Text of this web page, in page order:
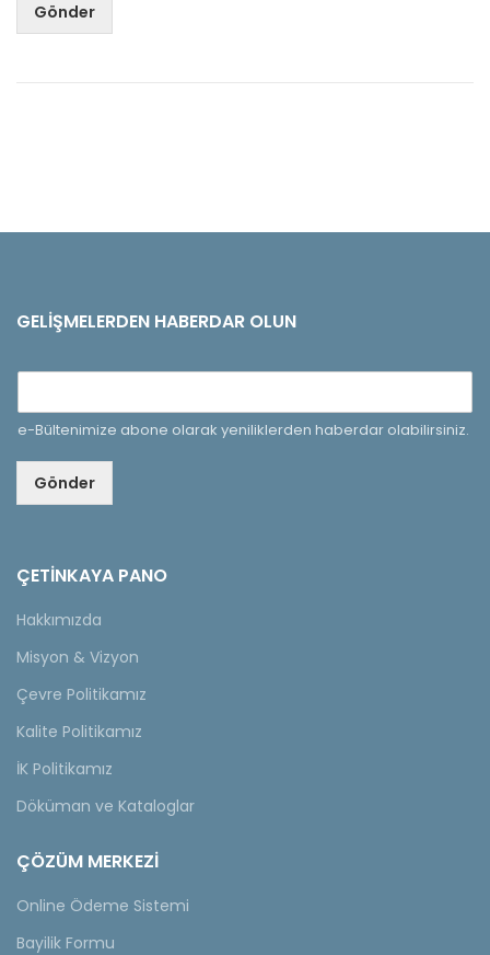
Gönder
GELIŞMELERDEN HABERDAR OLUN
e-Bültenimize abone olarak yeniliklerden haberdar olabilirsiniz.
Gönder
ÇETINKAYA PANO
Hakkımızda
Misyon & Vizyon
Çevre Politikamız
Kalite Politikamız
İK Politikamız
Döküman ve Kataloglar
ÇÖZÜM MERKEZİ
Online Ödeme Sistemi
Bayilik Formu